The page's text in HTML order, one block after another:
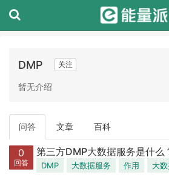
DMP 关注
暂无介绍
问答 文章 百科
0
回答
第三方DMP大数据服务是什么
DMP 大数据服务 作用
大